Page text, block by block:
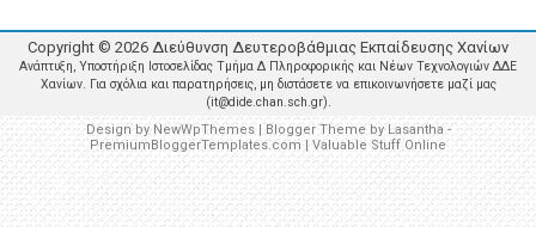
Copyright © 2026 Διεύθυνση Δευτεροβάθμιας Εκπαίδευσης Χανίων
Ανάπτυξη, Υποστήριξη Ιστοσελίδας Τμήμα Δ Πληροφορικής και Νέων Τεχνολογιών ΔΔΕ
Χανίων. Για σχόλια και παρατηρήσεις, μη διστάσετε να επικοινωνήσετε μαζί μας
(it@dide.chan.sch.gr).
Design byNewWpThemes| Blogger Theme byLasantha -
PremiumBloggerTemplates.com | Valuable Stuff Online